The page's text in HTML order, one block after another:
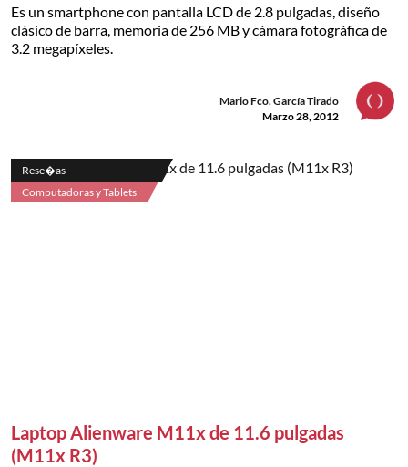
Es un smartphone con pantalla LCD de 2.8 pulgadas, diseño
clásico de barra, memoria de 256 MB y cámara fotográfica de
3.2 megapíxeles.
Mario Fco. García Tirado
Marzo 28, 2012
Rese�as
Computadoras y Tablets
Laptop Alienware M11x de 11.6 pulgadas
(M11x R3)